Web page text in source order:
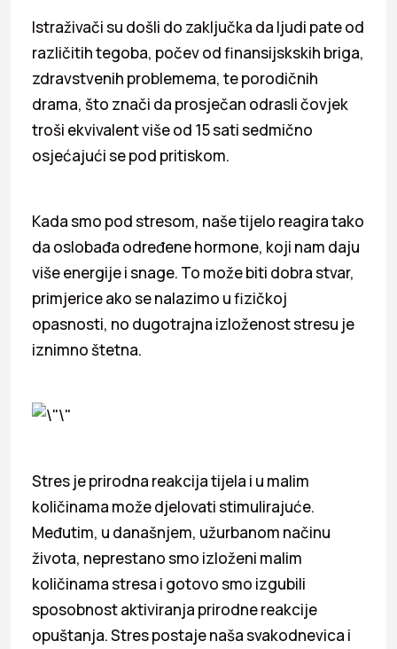
Istraživači su došli do zaključka da ljudi pate od
različitih tegoba, počev od finansijskskih briga,
zdravstvenih problemema, te porodičnih
drama, što znači da prosječan odrasli čovjek
troši ekvivalent više od 15 sati sedmično
osjećajući se pod pritiskom.
Kada smo pod stresom, naše tijelo reagira tako
da oslobađa određene hormone, koji nam daju
više energije i snage. To može biti dobra stvar,
primjerice ako se nalazimo u fizičkoj
opasnosti, no dugotrajna izloženost stresu je
iznimno štetna.
Stres je prirodna reakcija tijela i u malim
količinama može djelovati stimulirajuće.
Međutim, u današnjem, užurbanom načinu
života, neprestano smo izloženi malim
količinama stresa i gotovo smo izgubili
sposobnost aktiviranja prirodne reakcije
opuštanja. Stres postaje naša svakodnevica i